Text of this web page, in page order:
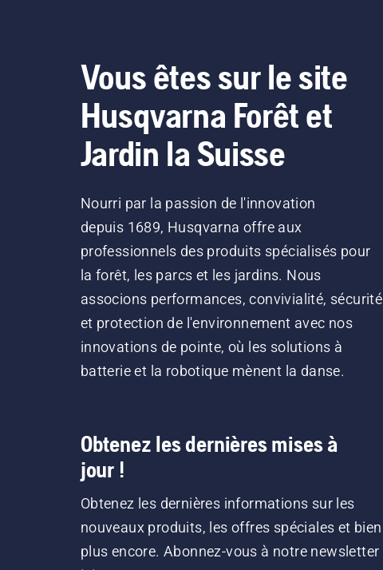
Vous êtes sur le site
Husqvarna Forêt et
Jardin la Suisse
Nourri par la passion de l'innovation
depuis 1689, Husqvarna offre aux
professionnels des produits spécialisés pour
la forêt, les parcs et les jardins. Nous
associons performances, convivialité, sécurité
et protection de l'environnement avec nos
innovations de pointe, où les solutions à
batterie et la robotique mènent la danse.
Obtenez les dernières mises à
jour !
Obtenez les dernières informations sur les
nouveaux produits, les offres spéciales et bien
plus encore. Abonnez-vous à notre newsletter